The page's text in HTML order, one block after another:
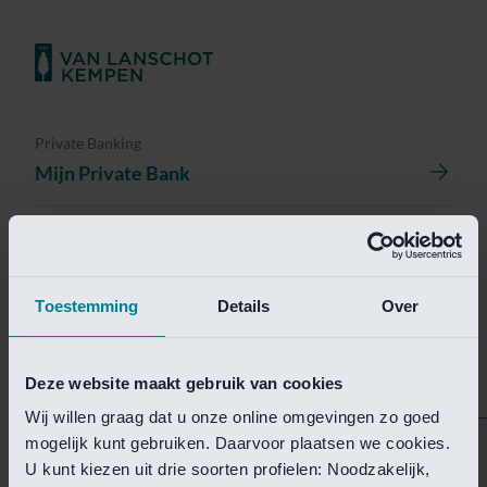
Toestemming Details Over
Deze website maakt gebruik van cookies
Wij willen graag dat u onze online omgevingen zo goed
mogelijk kunt gebruiken. Daarvoor plaatsen we cookies.
U kunt kiezen uit drie soorten profielen: Noodzakelijk,
Private Banking
Mijn Private Bank
Helaas is deze pagina